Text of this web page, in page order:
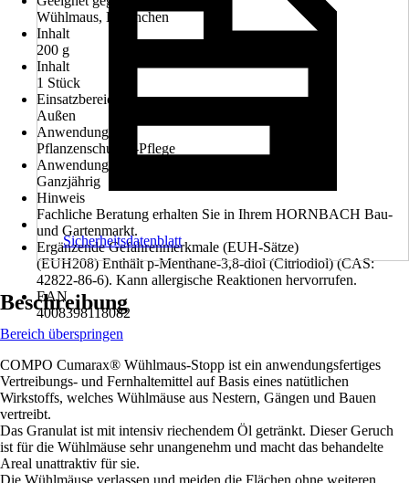
Wühlmaus, Kaninchen
Inhalt
200 g
Inhalt
1 Stück
Einsatzbereich
Außen
Anwendung
Pflanzenschutz / -Pflege
Anwendungszeitraum
Ganzjährig
Hinweis
Fachliche Beratung erhalten Sie in Ihrem HORNBACH Bau-
und Gartenmarkt.
Ergänzende Gefahrenmerkmale (EUH-Sätze)
(EUH208) Enthält p-Menthane-3,8-diol (Citriodiol) (CAS:
42822-86-6). Kann allergische Reaktionen hervorrufen.
EAN
4008398118082
Sicherheitsdatenblatt
Beschreibung
Bereich überspringen
COMPO Cumarax® Wühlmaus-Stopp ist ein anwendungsfertiges
Vertreibungs- und Fernhaltemittel auf Basis eines natütlichen
Wirkstoffs, welches Wühlmäuse aus Nestern, Gängen und Bauen
vertreibt.
Das Granulat ist mit intensiv riechendem Öl getränkt. Dieser Geruch
ist für die Wühlmäuse sehr unangenehm und macht das behandelte
Areal unattraktiv für sie.
Die Wühlmäuse verlassen und meiden die Flächen ohne weiteren